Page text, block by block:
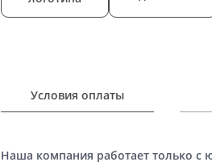
Условия оплаты
Наша компания работает только